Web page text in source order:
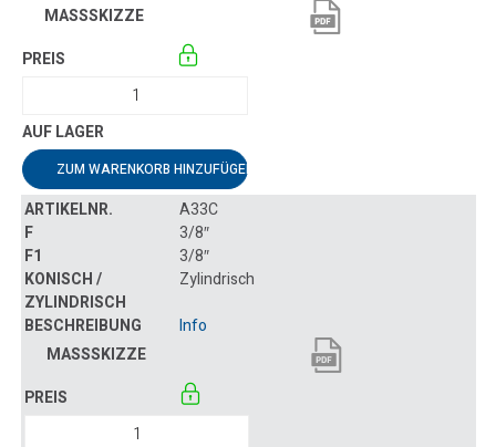
ZUM WARENKORB HINZUFÜGEN
A33C
3/8″
3/8″
Zylindrisch
Info